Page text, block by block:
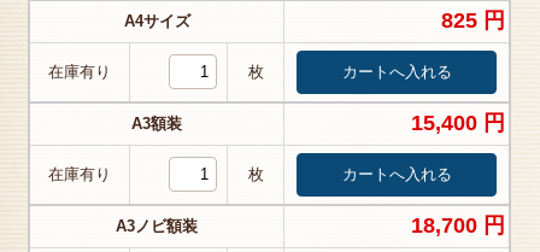
A4サイズ 825 円
在庫有り 枚
A3額装 15,400 円
在庫有り 枚
A3ノビ額装 18,700 円